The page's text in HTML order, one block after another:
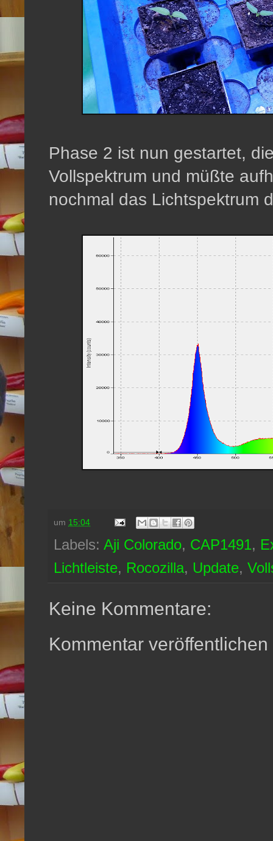
Phase 2 ist nun gestartet,
Vollspektrum und müßte
nochmal das Lichtspektrum
um 15:04
Labels: Aji Colorado, CAP1491,
Lichtleiste, Rocozilla, Update,
Keine Kommentare:
Kommentar veröffentlichen